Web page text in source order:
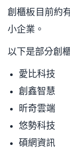
創櫃板目前約
小企業。
以下是部分創
愛比科技
創鑫智慧
昕奇雲端
悠勢科技
碩網資訊